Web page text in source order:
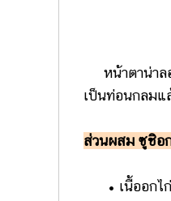
หน้าตาน่าลอ
เป็นท่อนกลมแ
ส่วนผสม ซูชิอ
• เนื้ออกไก่